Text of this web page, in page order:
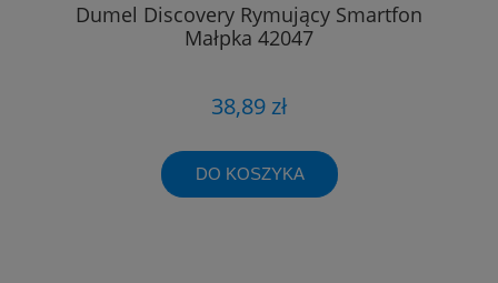
Dumel Discovery Rymujący Smartfon
Małpka 42047
38,89 zł
DO KOSZYKA